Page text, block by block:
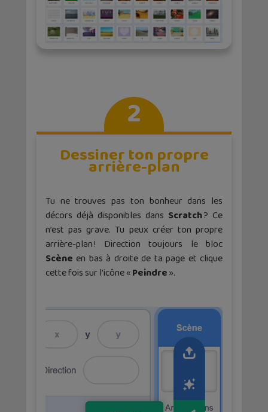
2
Dessiner ton propre
arrière-plan
Tu ne trouves pas ton bonheur dans les
décors déjà disponibles dans Scratch? Ce
n’est pas grave. Tu peux créer ton propre
arrière-plan ! Direction toujours le bloc
Scène en bas à droite de ta page et clique
cette fois sur l’icône «Peindre».